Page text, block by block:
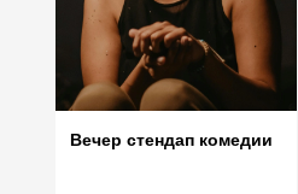
Вечер стендап комедии